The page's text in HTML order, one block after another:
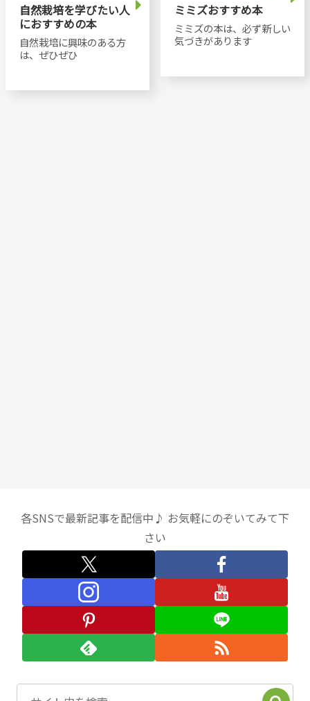
自然栽培を学びたい人
におすすめの本
自然栽培に興味のある方
は、ぜひぜひ
ミミズおすすめ本
ミミズの本は、必ず新しい
気づきがあります
各SNSで最新記事を配信中♪ お気軽にのぞいてみて下
さい